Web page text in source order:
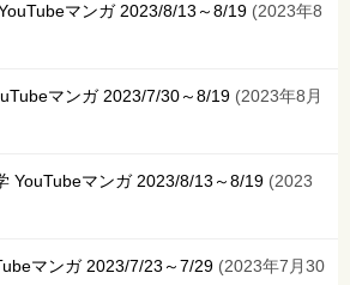
マンガ 2023/8/13～8/19 2023年8
マンガ 2023/7/30～8/19 2023年8月
YouTubeマンガ 2023/8/13～8/19 2023
マンガ 2023/7/23～7/29 2023年7月30